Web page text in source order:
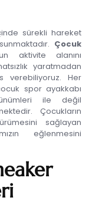
sürekli hareket
Çocuk
aktivite alanını
yaratmadan
Her
spor ayakkabı
ile değil
Çocukların
sağlayan
eğlenmesini